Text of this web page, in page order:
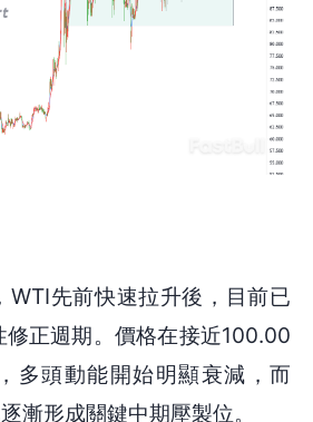
WTI先前快速拉升後，目前已
正週期。價格在接近100.00
多頭動能開始明顯衰減，而
漸形成關鍵中期壓製位。